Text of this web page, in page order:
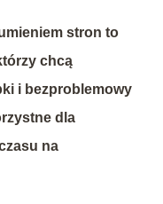
stron to
chcą
i bezproblemowy
dla
na